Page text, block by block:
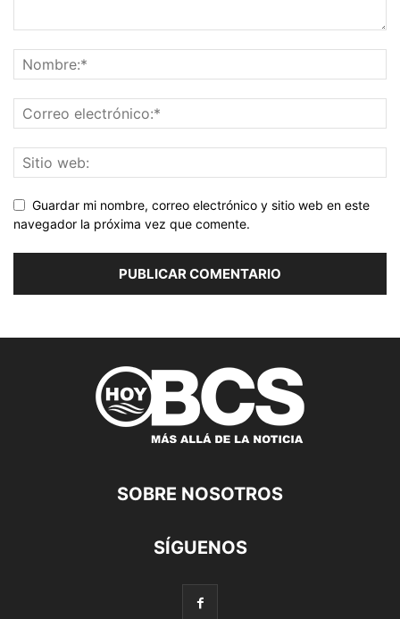
Guardar mi nombre, correo electrónico y sitio web en este
navegador la próxima vez que comente.
SOBRE NOSOTROS
SÍGUENOS